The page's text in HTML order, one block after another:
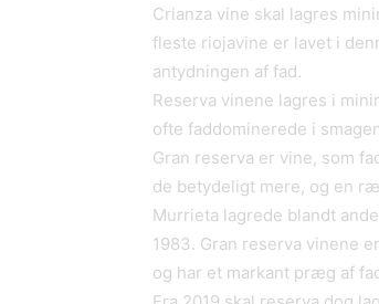
Crianza vine skal lagres
fleste riojavine er lavet i
antydningen af fad.
Reserva vinene lagres i
ofte faddominerede i
Gran reserva er vine, som
de betydeligt mere, og en
Murrieta lagrede blandt
1983. Gran reserva vinene
og har et markant præg af